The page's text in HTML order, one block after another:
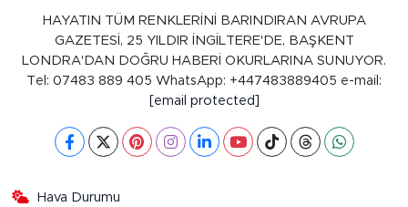
HAYATIN TÜM RENKLERİNİ BARINDIRAN AVRUPA
GAZETESİ, 25 YILDIR İNGİLTERE'DE, BAŞKENT
LONDRA'DAN DOĞRU HABERİ OKURLARINA SUNUYOR.
Tel: 07483 889 405 WhatsApp: +447483889405 e-mail:
[email protected]
Hava Durumu